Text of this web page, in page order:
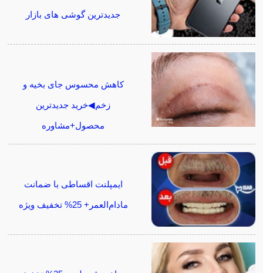
جدیدترین گوشی های بازار
کاهش محسوس جای بخیه و
زخم◀خرید جدیدترین
محصول+مشاوره
ایمپلنت اقساطی با ضمانت
مادام‌العمر+ 25% تخفیف ویژه